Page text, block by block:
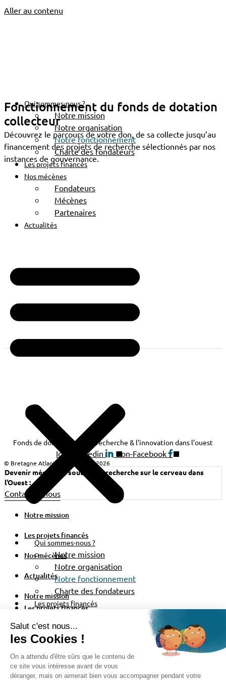
Aller au contenu
Qui sommes-nous ?
Notre mission
Notre organisation
Notre fonctionnement
Charte des fondateurs
Les projets financés
Nos mécènes
Fondateurs
Mécènes
Partenaires
Actualités
Qui sommes-nous ?
Notre mission
Notre organisation
Notre fonctionnement
Charte des fondateurs
Les projets financés
Fondateurs
Mécènes
Partenaires
Actualités
Fonctionnement du fonds de dotation
collecteur
Découvrez le parcours de votre don, de sa collecte jusqu’au
financement des projets de recherche sélectionnés par nos
instances de gouvernance.
Fonds de dotation pour la recherche & l’innovation dans l’ouest
Icon-Linkedin Icon-Facebook
© Bretagne Atlantique Ambition 2026
Devenir mécène et soutenir la recherche sur le cerveau dans
l’Ouest :
Contactez-nous
Notre mission
Les projets financés
Nos mécènes
Actualités
Notre mission
Les projets financés
Actualités
Politique de confidentialité